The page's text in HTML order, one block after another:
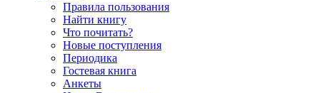
Правила пользования
Найти книгу
Что почитать?
Новые поступления
Периодика
Гостевая книга
Анкеты